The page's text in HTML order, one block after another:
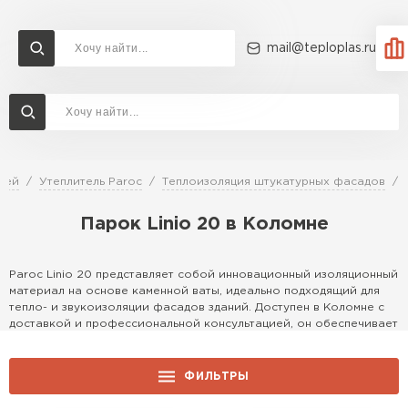
mail@teploplas.ru
Утеплитель Paroc Теплоизоляция штукатурных фасадов
Парок Linio 20 в Коломне
Paroc Linio 20 представляет собой инновационный изоляционный
материал на основе каменной ваты, идеально подходящий для
тепло- и звукоизоляции фасадов зданий. Доступен в Коломне с
доставкой и профессиональной консультацией, он обеспечивает
экологичность и долговечность.
ФИЛЬТРЫ
Доставка и оплата
Перейти в каталог
Утеплитель Ветонит
Утеплитель Profiplex
ПЕРЕЙТИ
Утеплитель Rockwool
Утеплитель Knauf